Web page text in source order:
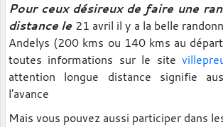
Pour ceux désireux de faire une
distance le 21 avril il y a la belle
Andelys (200 kms ou 140 kms au
toutes informations sur le site
attention longue distance signifie
l'avance
Mais vous pouvez aussi participer dans